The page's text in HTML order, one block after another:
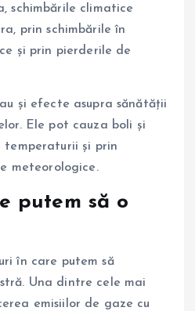
schimbările climatice
prin schimbările în
și prin pierderile de
și efecte asupra sănătății
Ele pot cauza boli și
temperaturii și prin
meteorologice.
putem să o
în care putem să
Una dintre cele mai
emisiilor de gaze cu